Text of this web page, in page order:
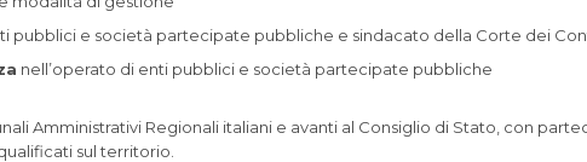
pubblici e società partecipate pubbliche e sindacato della Corte dei
nell’operato di enti pubblici e società partecipate pubbliche
Amministrativi Regionali italiani e avanti al Consiglio di Stato, con
sul territorio.